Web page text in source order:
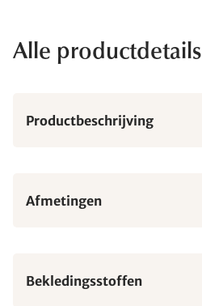
Alle productdetails
Productbeschrijving
Afmetingen
Bekledingsstoffen